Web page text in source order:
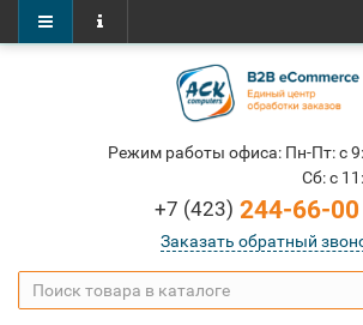
Режим работы офиса: Пн-Пт: c
Cб: c
+7 (423) 244-66-00
Заказать обратный